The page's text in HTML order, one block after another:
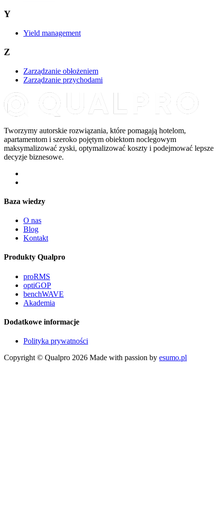
Y
Yield management
Z
Zarządzanie obłożeniem
Zarządzanie przychodami
Tworzymy autorskie rozwiązania, które pomagają hotelom,
apartamentom i szeroko pojętym obiektom noclegowym
maksymalizować zyski, optymalizować koszty i podejmować lepsze
decyzje biznesowe.
Baza wiedzy
O nas
Blog
Kontakt
Produkty Qualpro
proRMS
optiGOP
benchWAVE
Akademia
Dodatkowe informacje
Polityka prywatności
Copyright © Qualpro 2026 Made with passion by esumo.pl